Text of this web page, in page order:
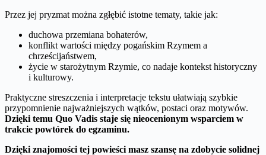
Przez jej pryzmat można zgłębić istotne tematy, takie jak:
duchowa przemiana bohaterów,
konflikt wartości między pogańskim Rzymem a
chrześcijaństwem,
życie w starożytnym Rzymie, co nadaje kontekst historyczny
i kulturowy.
Praktyczne streszczenia i interpretacje tekstu ułatwiają szybkie
przypomnienie najważniejszych wątków, postaci oraz motywów.
Dzięki temu Quo Vadis staje się nieocenionym wsparciem w
trakcie powtórek do egzaminu.
Dzięki znajomości tej powieści masz szansę na zdobycie solidnej